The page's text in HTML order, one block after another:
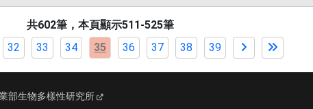
共602筆，本頁顯示511-525筆
32 33 34 35 36 37 38 39
部生物多樣性研究所